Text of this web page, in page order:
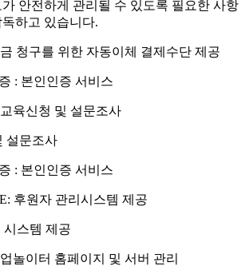
안전하게 관리될 수 있도록 필요한 사항
하고 있습니다.
청구를 위한 자동이체 결제수단 제공
: 본인인증 서비스
육신청 및 설문조사
설문조사
: 본인인증 서비스
후원자 관리시스템 제공
시스템 제공
놀이터 홈페이지 및 서버 관리